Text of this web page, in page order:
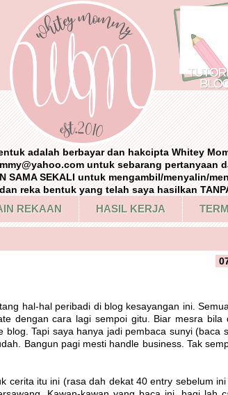
adalah berbayar dan hakcipta Whitey
untuk sebarang pertanyaan
SAMA SEKALI untuk mengambil/menyalin/
reka bentuk yang telah saya hasilkan
REKAAN HASIL KERJA
hal-hal peribadi di blog kesayangan ini.
dengan cara lagi sempoi gitu. Biar mesra bila
blog. Tapi saya hanya jadi pembaca sunyi (baca
Bangun pagi mesti handle business. Tak
cerita itu ini (rasa dah dekat 40 entry sebelum